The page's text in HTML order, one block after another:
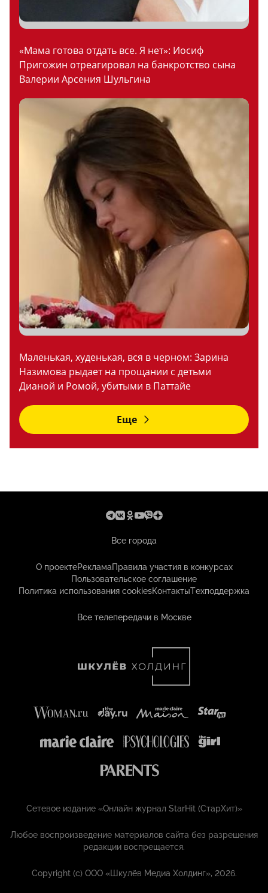
«Мама готова отдать все. Я нет»: Иосиф
Пригожин отреагировал на банкротство сына
Валерии Арсения Шульгина
Маленькая, худенькая, вся в черном: Зарина
Назимова рыдает на прощании с детьми
Дианой и Ромой, убитыми в Паттайе
Еще
Все города
О проектеРекламаПравила участия в конкурсах
Пользовательское соглашение
Политика использования cookiesКонтактыТехподдержка
Все телепередачи в Москве
Сетевое издание «Онлайн журнал StarHit (СтарХит)»
Любое воспроизведение материалов сайта без разрешения
редакции воспрещается.
Copyright (с) ООО «Шкулёв Медиа Холдинг», 2026.